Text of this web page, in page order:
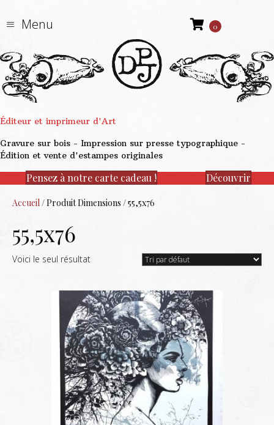
Menu 0
Éditeur et imprimeur d'Art
Gravure sur bois - Impression sur presse typographique -
Édition et vente d'estampes originales
Pensez à notre carte cadeau ! Découvrir
Accueil / Produit Dimensions / 55,5x76
55,5x76
Voici le seul résultat